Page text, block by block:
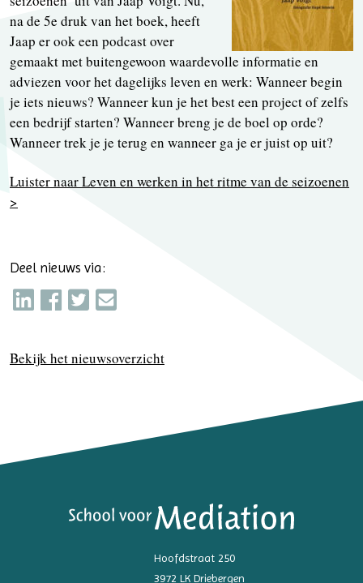
na de 5e druk van het boek, heeft
Jaap er ook een podcast over
gemaakt met buitengewoon waardevolle informatie en
adviezen voor het dagelijks leven en werk: Wanneer begin
je iets nieuws? Wanneer kun je het best een project of zelfs
een bedrijf starten? Wanneer breng je de boel op orde?
Wanneer trek je je terug en wanneer ga je er juist op uit?
Luister naar Leven en werken in het ritme van de seizoenen
>
Deel nieuws via:
Bekijk het nieuwsoverzicht
Hoofdstraat 250
3972 LK Driebergen